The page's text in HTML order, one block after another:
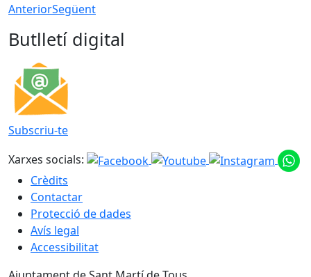
AnteriorSegüent
Butlletí digital
Subscriu-te
Xarxes socials:
Crèdits
Contactar
Protecció de dades
Avís legal
Accessibilitat